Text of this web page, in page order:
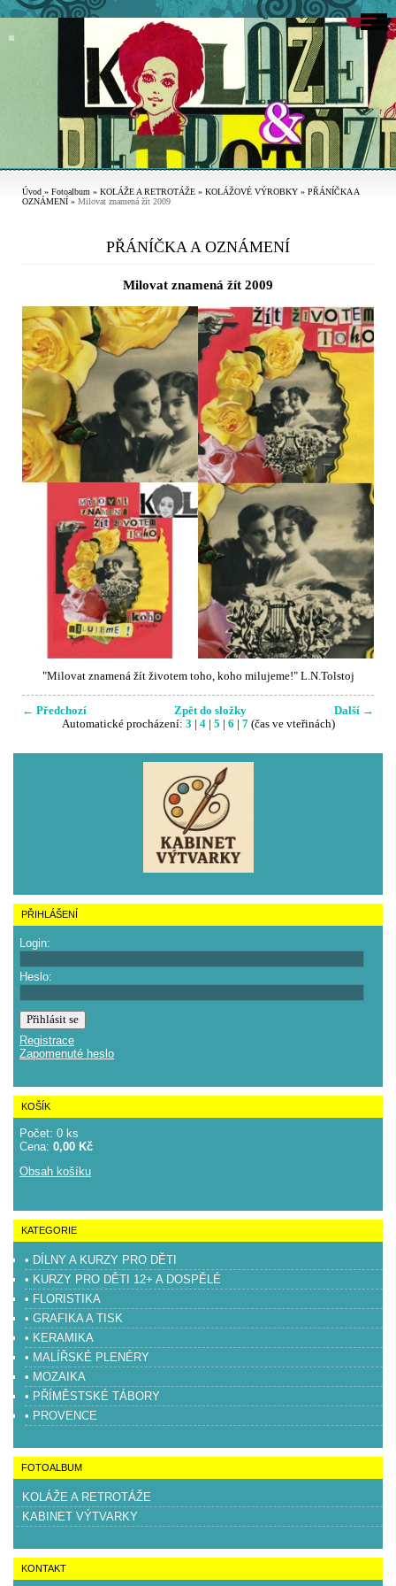
Úvod » Fotoalbum » KOLÁŽE A RETROTÁŽE » KOLÁŽOVÉ VÝROBKY » PŘÁNÍČKA A
OZNÁMENÍ » Milovat znamená žít 2009
PŘÁNÍČKA A OZNÁMENÍ
Milovat znamená žít 2009
"Milovat znamená žít životem toho, koho milujeme!" L.N.Tolstoj
← Předchozí Další →
Zpět do složky
Automatické procházení: 3 | 4| 5 | 6 | 7(čas ve vteřinách)
PŘIHLÁŠENÍ
Login:
Heslo:
Registrace
Zapomenuté heslo
KOŠÍK
Počet: 0 ks
Cena: 0,00 Kč
Obsah košíku
KATEGORIE
• DÍLNY A KURZY PRO DĚTI
• KURZY PRO DĚTI 12+ A DOSPĚLÉ
• FLORISTIKA
• GRAFIKA A TISK
• KERAMIKA
• MALÍŘSKÉ PLENÉRY
• MOZAIKA
• PŘÍMĚSTSKÉ TÁBORY
• PROVENCE
FOTOALBUM
KOLÁŽE A RETROTÁŽE
KABINET VÝTVARKY
KONTAKT